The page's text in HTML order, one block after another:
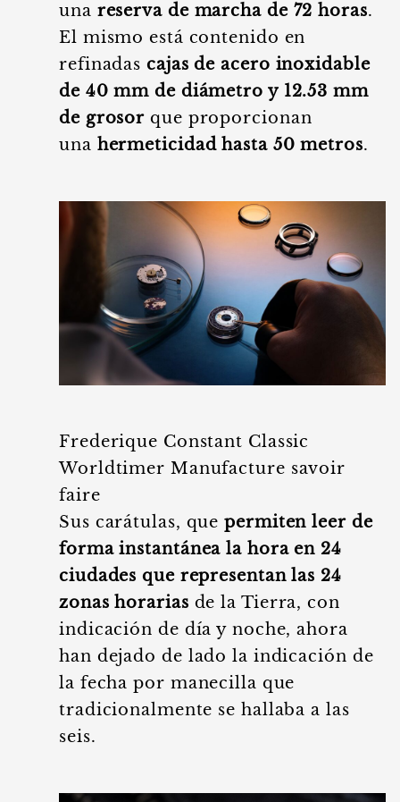
una reserva de marcha de 72 horas.
El mismo está contenido en
refinadascajas de acero inoxidable
de 40 mm de diámetro y 12.53 mm
de grosor que proporcionan
una hermeticidad hasta 50 metros.
Frederique Constant Classic
Worldtimer Manufacture savoir
faire
Sus carátulas, quepermiten leer de
forma instantánea la hora en 24
ciudades que representan las 24
zonas horarias de la Tierra, con
indicación de día y noche, ahora
han dejado de lado la indicación de
la fecha por manecilla que
tradicionalmente se hallaba a las
seis.